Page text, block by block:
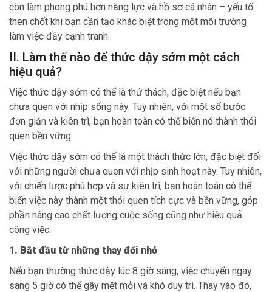
còn làm phong phú hơn năng lực và hồ sơ cá nhân – yếu tố
then chốt khi bạn cần tạo khác biệt trong một môi trường
làm việc đầy cạnh tranh.
II. Làm thế nào để thức dậy sớm một cách
hiệu quả?
Việc thức dậy sớm có thể là thử thách, đặc biệt nếu bạn
chưa quen với nhịp sống này. Tuy nhiên, với một số bước
đơn giản và kiên trì, bạn hoàn toàn có thể biến nó thành thói
quen bền vững.
Việc thức dậy sớm có thể là một thách thức lớn, đặc biệt đối
với những người chưa quen với nhịp sinh hoạt này. Tuy nhiên,
với chiến lược phù hợp và sự kiên trì, bạn hoàn toàn có thể
biến việc này thành một thói quen tích cực và bền vững, góp
phần nâng cao chất lượng cuộc sống cũng như hiệu quả
công việc.
1. Bắt đầu từ những thay đổi nhỏ
Nếu bạn thường thức dậy lúc 8 giờ sáng, việc chuyển ngay
sang 5 giờ có thể gây mệt mỏi và khó duy trì. Thay vào đó,